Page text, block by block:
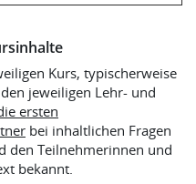
Kurs, typischerweise
jeweiligen Lehr- und
ersten
bei inhaltlichen Fragen
den Teilnehmerinnen und
bekannt.